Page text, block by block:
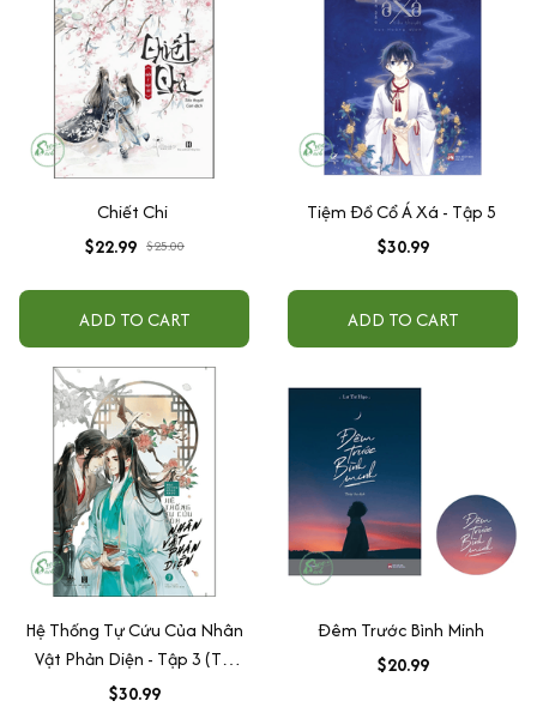
Chiết Chi
$22.99 $25.00
ADD TO CART
Tiệm Đồ Cổ Á Xá - Tập 5
$30.99
ADD TO CART
Hệ Thống Tự Cứu Của Nhân
Vật Phản Diện - Tập 3 (Tái
Bản)
$30.99
Đêm Trước Bình Minh
$20.99